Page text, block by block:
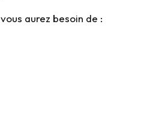
aurez besoin de :